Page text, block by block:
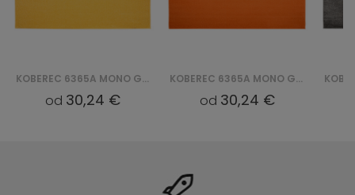
KOBEREC 6365A MONO GNH - ŻÓŁTY
od 30,24 €
KOBEREC 6365A MONO GNH - POMARAŃCZOWY
od 30,24 €